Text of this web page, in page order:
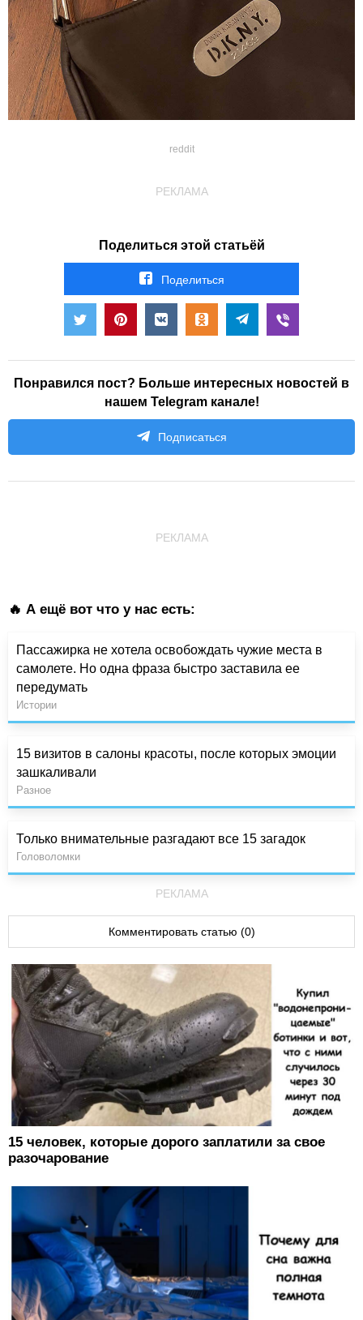
reddit
РЕКЛАМА
Поделиться этой статьёй
Поделиться
Понравился пост? Больше интересных новостей в
нашем Telegram канале!
Подписаться
РЕКЛАМА
🔥 А ещё вот что у нас есть:
Пассажирка не хотела освобождать чужие места в
самолете. Но одна фраза быстро заставила ее
передумать
Истории
15 визитов в салоны красоты, после которых эмоции
зашкаливали
Разное
Только внимательные разгадают все 15 загадок
Головоломки
РЕКЛАМА
Комментировать статью (0)
15 человек, которые дорого заплатили за свое
разочарование